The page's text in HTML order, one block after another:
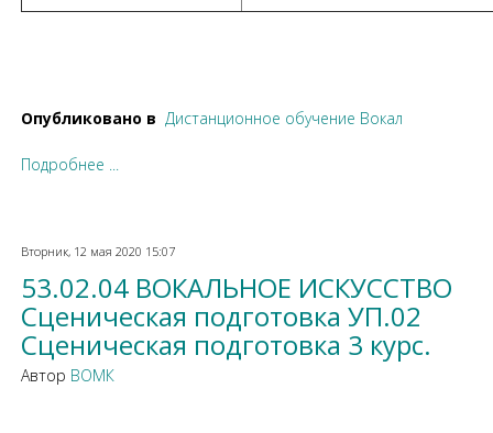
Опубликовано в Дистанционное обучение Вокал
Подробнее ...
Вторник, 12 мая 2020 15:07
53.02.04 ВОКАЛЬНОЕ ИСКУССТВО
Сценическая подготовка УП.02
Сценическая подготовка 3 курс.
Автор ВОМК